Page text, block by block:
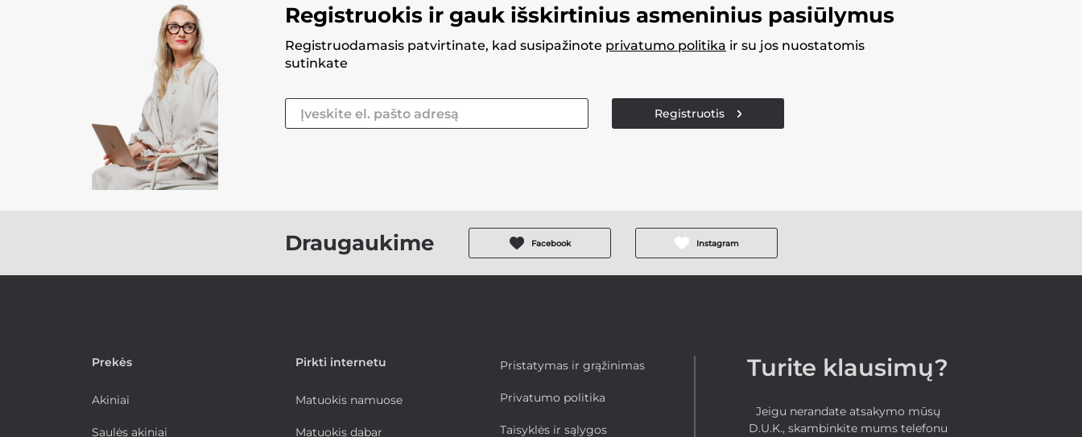
Registruokis ir gauk išskirtinius asmeninius pasiūlymus
Registruodamasis patvirtinate, kad susipažinote privatumo politika ir su jos nuostatomis
sutinkate
Registruotis
Draugaukime Facebook Instagram
Prekės
Akiniai
Saulės akiniai
Pirkti internetu
Matuokis namuose
Matuokis dabar
Pristatymas ir grąžinimas
Privatumo politika
Taisyklės ir sąlygos
Turite klausimų?
Jeigu nerandate atsakymo mūsų
D.U.K., skambinkite mums telefonu